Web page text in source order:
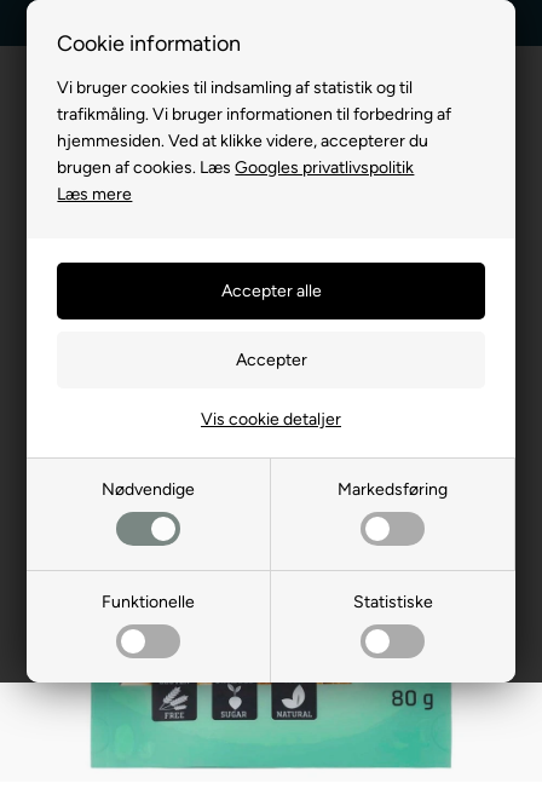
Cookie information
Vi bruger cookies til indsamling af statistik og til
trafikmåling. Vi bruger informationen til forbedring af
hjemmesiden. Ved at klikke videre, accepterer du
brugen af cookies. LæsGoogles privatlivspolitik
Læs mere
Nødvendige Markedsføring
Funktionelle Statistiske
Vis cookie detaljer